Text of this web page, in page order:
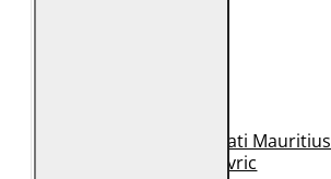
Geaca de Piele Barbati Mauritius
Neagra Mavric